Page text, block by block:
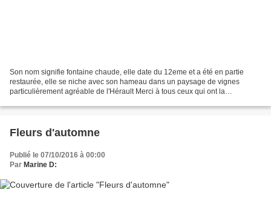
Son nom signifie fontaine chaude, elle date du 12eme et a été en partie
restaurée, elle se niche avec son hameau dans un paysage de vignes
particulièrement agréable de l'Hérault Merci à tous ceux qui ont la
Fleurs d'automne
Publié le 07/10/2016 à 00:00
Par Marine D: